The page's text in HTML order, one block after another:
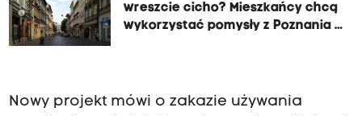
wreszcie cicho? Mieszkańcy chcą
wykorzystać pomysły z Poznania i
Nowy projekt mówi o zakazie używania